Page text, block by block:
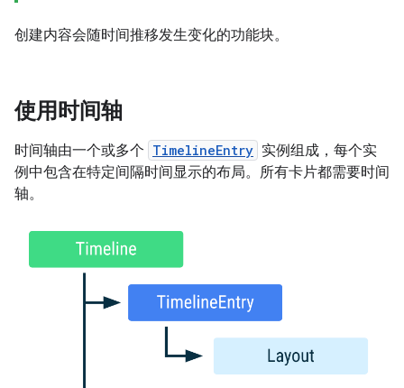
创建内容会随时间推移发生变化的功能块。
使用时间轴
时间轴由一个或多个 TimelineEntry 实例组成，每个实
例中包含在特定间隔时间显示的布局。所有卡片都需要时间
轴。